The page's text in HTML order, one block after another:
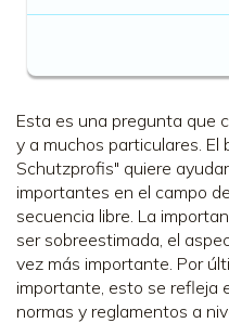
Esta es una pregunta que
y a muchos particulares. El
Schutzprofis" quiere
importantes en el campo
secuencia libre. La
ser sobreestimada, el
vez más importante. Por
importante, esto se refleja
normas y reglamentos a